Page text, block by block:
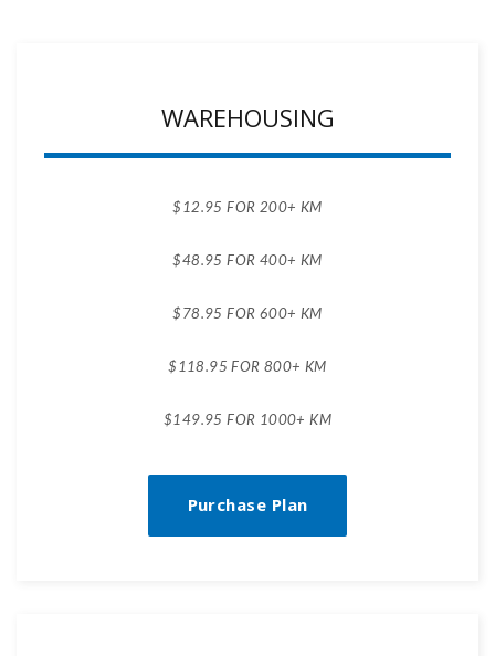
WAREHOUSING
$12.95 FOR 200+ KM
$48.95 FOR 400+ KM
$78.95 FOR 600+ KM
$118.95 FOR 800+ KM
$149.95 FOR 1000+ KM
Purchase Plan